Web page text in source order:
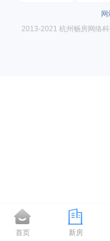
2013-2021 杭州畅房网络
首页 新房